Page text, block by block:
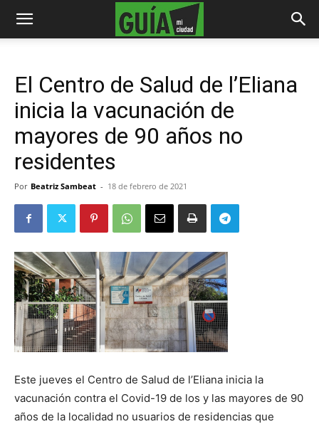
El Centro de Salud de l’Eliana
inicia la vacunación de
mayores de 90 años no
residentes
Por Beatriz Sambeat - 18 de febrero de 2021
Este jueves el Centro de Salud de l’Eliana inicia la
vacunación contra el Covid-19 de los y las mayores de 90
años de la localidad no usuarios de residencias que